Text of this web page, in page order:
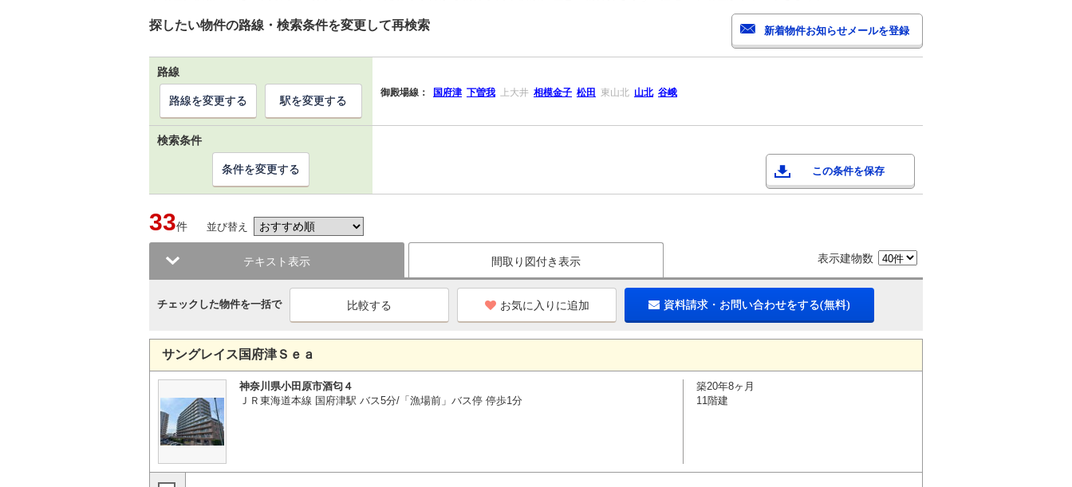
探したい物件の路線・検索条件を変更して再検索
路線
御殿場線： 国府津 下曽我 上大井 相模金子 松田 東山北 山北 谷峨
路線を変更する 駅を変更する
検索条件
この条件を保存
条件を変更する
33件 並び替え
テキスト表示 間取り図付き表示 表示建物数
チェックした物件を一括で お気に入りに追加 資料請求・お問い合わせをする(無料)
サングレイス国府津Ｓｅａ
神奈川県小田原市酒匂４
ＪＲ東海道本線 国府津駅 バス5分/「漁場前」バス停 停歩1分
築20年8ヶ月
11階建